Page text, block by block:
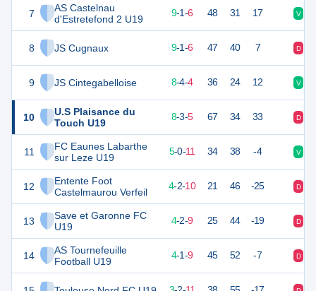
7
AS Castelnau
d'Estretefond 2 U19
8 JS Cugnaux
9 JS Cintegabelloise
10
U.S Plaisance du
Touch U19
11
FC Eaunes Labarthe
sur Leze U19
12
Entente Foot
Castelmaurou Verfeil
13
Save et Garonne FC
U19
14
AS Tournefeuille
Football U19
28 9-1-6 48 31 17 V
9-1-6 47 40 7 D
28 8-4-4 36 24 12 V
27 8-3-5 67 34 33 D
15 16 5-0-11 34 38 -4 V
14 16 4-2-10 21 46 -25 D
13 16 4-2-9 25 44 -19 D
11 4-1-9 45 52 -7 D